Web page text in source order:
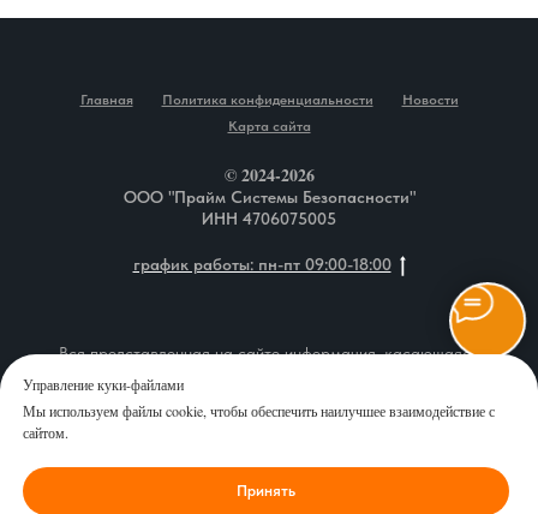
Управление куки-файлами
Мы используем файлы cookie, чтобы обеспечить наилучшее взаимодействие с
сайтом.
Принять
Главная Политика конфиденциальности
Новости
Карта сайта
© 2024-2026
ООО "Прайм Системы Безопасности"
ИНН 4706075005
график работы: пн-пт 09:00-18:00
Вся представленная на сайте информация, касающаяся
описания товаров, технических характеристик, наличия на
стоимости продукции и сервисного обслуживания, носит
публичной офертой, определяемой положениями Статьи 437 (2)
Гражданского кодекса Российской Федерации. Перед